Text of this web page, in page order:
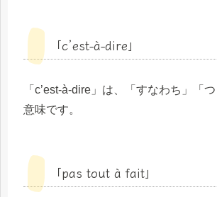
「c’est-à-dire」
「c’est-à-dire」は、「すなわち」「
意味です。
「pas tout à fait」